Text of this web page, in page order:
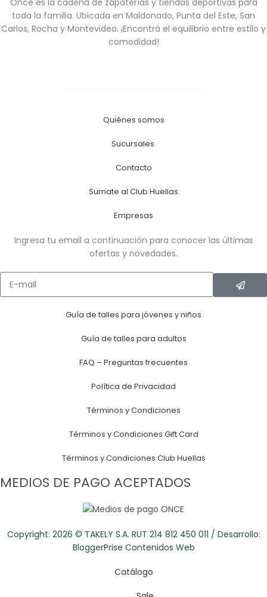
Once es la cadena de zapaterías y tiendas deportivas para
toda la familia. Ubicada en Maldonado, Punta del Este, San
Carlos, Rocha y Montevideo. ¡Encontrá el equilibrio entre estilo y
comodidad!
Quiénes somos
Sucursales
Contacto
Sumate al Club Huellas
Empresas
Ingresa tu email a continuación para conocer las últimas
ofertas y novedades.
Guía de talles para jóvenes y niños
Guía de talles para adultos
FAQ – Preguntas frecuentes
Política de Privacidad
Términos y Condiciones
Términos y Condiciones Gift Card
Términos y Condiciones Club Huellas
MEDIOS DE PAGO ACEPTADOS
Copyright: 2026 © TAKELY S.A. RUT 214 812 450 011 / Desarrollo:
BloggerPrise Contenidos Web
Catálogo